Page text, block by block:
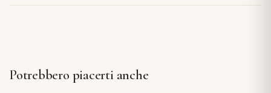
e Pigiami
Potrebbero piacerti anche